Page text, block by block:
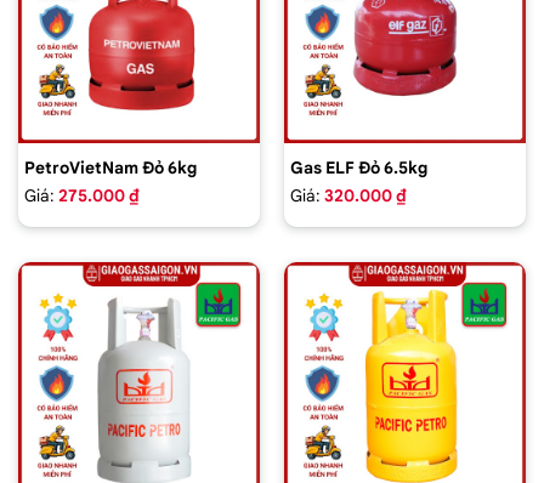
PetroVietNam Đỏ 6kg
Giá: 275.000 ₫
Gas ELF Đỏ 6.5kg
Giá: 320.000 ₫